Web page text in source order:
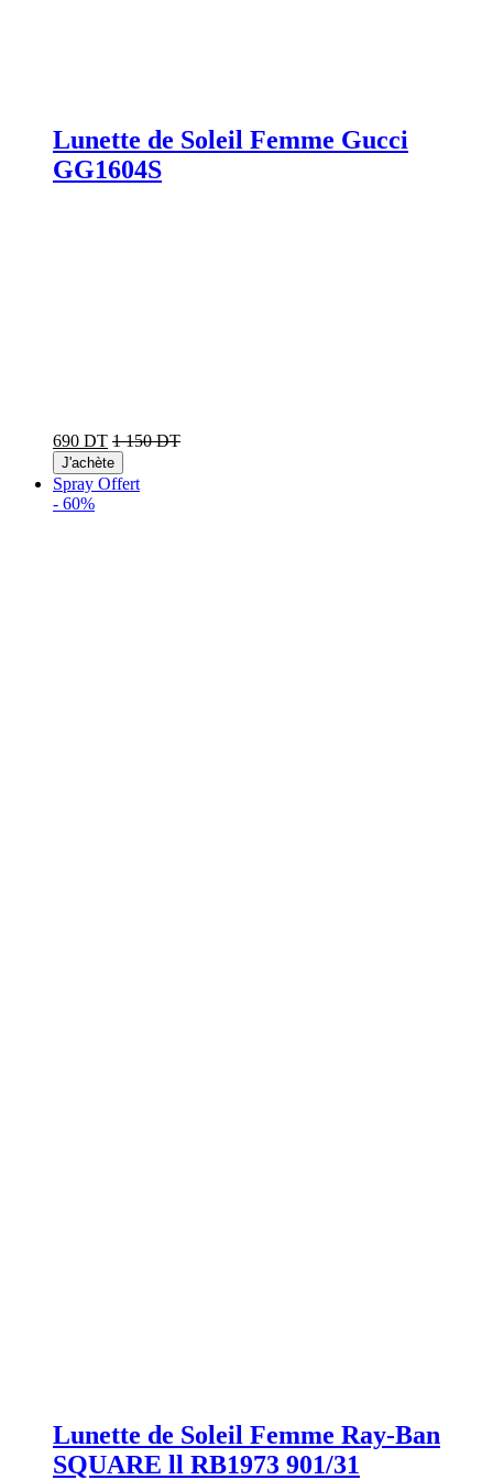
Lunette de Soleil Femme Gucci
GG1604S
690 DT 1 150 DT
J'achète
Spray Offert
- 60%
Lunette de Soleil Femme Ray-Ban
SQUARE ll RB1973 901/31